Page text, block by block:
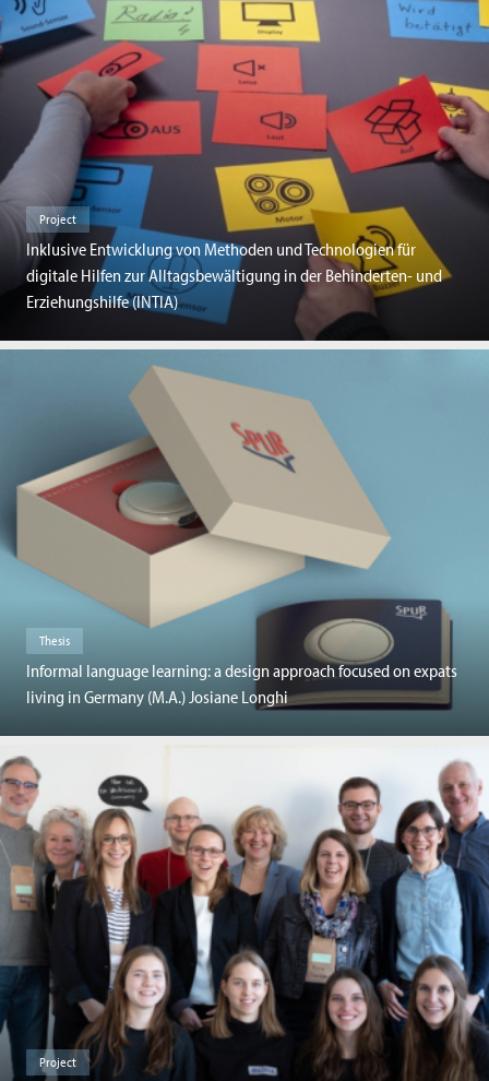
Project
Inklusive Entwicklung von Methoden und Technologien für
digitale Hilfen zur Alltagsbewältigung in der Behinderten- und
Erziehungshilfe (INTIA)
Thesis
Informal language learning: a design approach focused on expats
living in Germany (M.A.) Josiane Longhi
Project